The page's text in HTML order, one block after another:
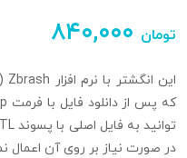
۸۴۰,۰۰۰ تومان
در صورت نیاز بر روی آن اعمال